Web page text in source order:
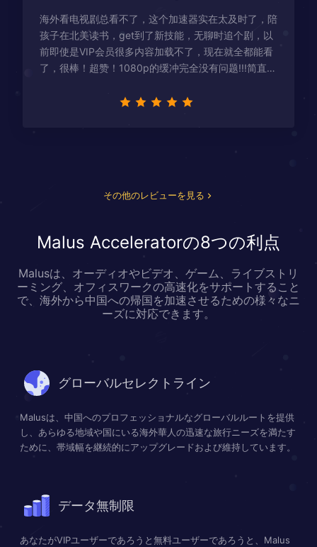
海外看电视剧总看不了，这个加速器实在太及时了，陪
孩子在北美读书，get到了新技能，无聊时追个剧，以
前即使是VIP会员很多内容加载不了，现在就全都能看
了，很棒！超赞！1080p的缓冲完全没有问题!!!简直救
その他のレビューを見る
Malus Acceleratorの8つの利点
Malusは、オーディオやビデオ、ゲーム、ライブストリ
ーミング、オフィスワークの高速化をサポートすること
で、海外から中国への帰国を加速させるための様々なニ
ーズに対応できます。
グローバルセレクトライン
Malusは、中国へのプロフェッショナルなグローバルルートを提供
し、あらゆる地域や国にいる海外華人の迅速な旅行ニーズを満たす
ために、帯域幅を継続的にアップグレードおよび維持しています。
データ無制限
あなたがVIPユーザーであろうと無料ユーザーであろうと、Malus